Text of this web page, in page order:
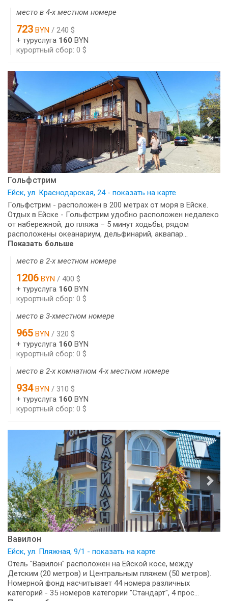
место в 4-х местном номере
723 BYN / 240 $
+ туруслуга 160 BYN
курортный сбор: 0 $
Гольфстрим
Ейск, ул. Краснодарская, 24 - показать на карте
Гольфстрим - расположен в 200 метрах от моря в Ейске.
Отдых в Ейске - Гольфстрим удобно расположен недалеко
от набережной, до пляжа – 5 минут ходьбы, рядом
расположены океанариум, дельфинарий, аквапар...
Показать больше
место в 2-х местном номере
1206 BYN / 400 $
+ туруслуга 160 BYN
курортный сбор: 0 $
место в 3-хместном номере
965 BYN / 320 $
+ туруслуга 160 BYN
курортный сбор: 0 $
место в 2-х комнатном 4-х местном номере
934BYN / 310 $
+ туруслуга 160 BYN
курортный сбор: 0 $
Вавилон
Ейск, ул. Пляжная, 9/1 - показать на карте
Отель "Вавилон" расположен на Ейской косе, между
Детским (20 метров) и Центральным пляжем (50 метров).
Номерной фонд насчитывает 44 номера различных
категорий - 35 номеров категории "Стандарт", 4 прос...